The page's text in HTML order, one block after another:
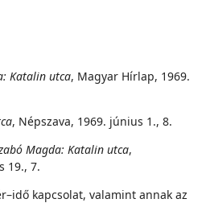
Katalin utca, Magyar Hírlap, 1969.
, Népszava, 1969. június 1., 8.
Magda: Katalin utca,
19., 7.
kapcsolat, valamint annak az